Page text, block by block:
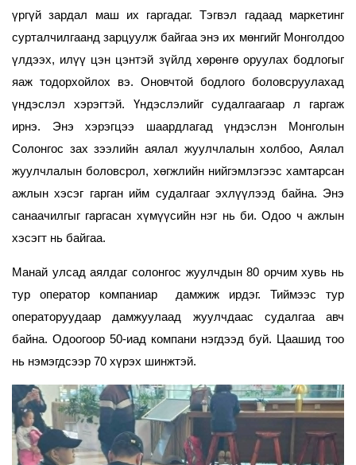
үргүй зардал маш их гаргадаг. Тэгвэл гадаад маркетинг
сурталчилгаанд зарцуулж байгаа энэ их мөнгийг Монголдоо
үлдээх, илүү цэн цэнтэй зүйлд хөрөнгө оруулах бодлогыг
яаж тодорхойлох вэ. Оновчтой бодлого боловсруулахад
үндэслэл хэрэгтэй. Үндэслэлийг судалгаагаар л гаргаж
ирнэ. Энэ хэрэгцээ шаардлагад үндэслэн Монголын
Солонгос зах зээлийн аялал жуулчлалын холбоо, Аялал
жуулчлалын боловсрол, хөгжлийн нийгэмлэгээс хамтарсан
ажлын хэсэг гарган ийм судалгааг эхлүүлээд байна. Энэ
санаачилгыг гаргасан хүмүүсийн нэг нь би. Одоо ч ажлын
хэсэгт нь байгаа.
Манай улсад аялдаг солонгос жуулчдын 80 орчим хувь нь
тур оператор компаниар дамжиж ирдэг. Тиймээс тур
операторуудаар дамжуулаад жуулчдаас судалгаа авч
байна. Одоогоор 50-иад компани нэгдээд буй. Цаашид тоо
нь нэмэгдсээр 70 хүрэх шинжтэй.